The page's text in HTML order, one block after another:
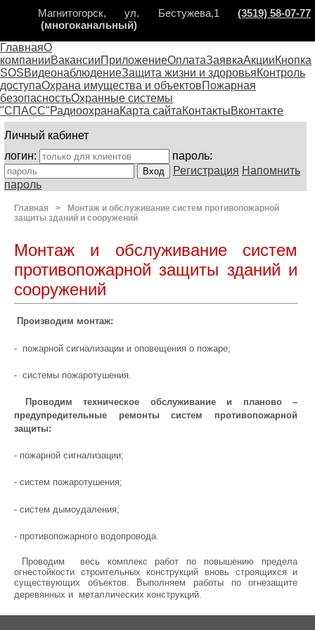
Магнитогорск, ул. Бестужева,1
(3519) 58-07-77
(многоканальный)
ГлавнаяО
компанииВакансииПриложениеОплатаЗаявкаАкцииКнопка
SOSВидеонаблюдениеЗащита жизни и здоровьяКонтроль
доступаОхрана имущества и объектовПожарная
безопасностьОхранные системы
"СПАСС"РадиоохранаКарта сайтаКонтактыВконтакте
Личный кабинет
логин:
пароль:
Регистрация Напомнить
пароль
Главная >
Монтаж и обслуживание систем противопожарной
защиты зданий и сооружений
Монтаж и обслуживание систем
противопожарной защиты зданий и
сооружений
Производим монтаж:
- пожарной сигнализации и оповещения о пожаре;
- системы пожаротушения.
Проводим техническое обслуживание и планово –
предупредительные ремонты систем противопожарной
защиты:
- пожарной сигнализации;
- систем пожаротушения;
- систем дымоудаления;
- противопожарного водопровода.
Проводим весь комплекс работ по повышению предела
огнестойкости строительных конструкций вновь строящихся и
существующих объектов. Выполняем работы по огнезащите
деревянных и металлических конструкций.